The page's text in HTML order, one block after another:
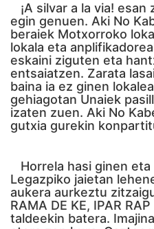
¡A silvar a la via! esan
egin genuen. Aki No
beraiek Motxorroko
lokala eta
eskaini ziguten eta
entsaiatzen. Zarata
baina ia ez ginen
gehiagotan Unaiek
izaten zuen. Aki No
gutxia gurekin
Horrela hasi ginen
Legazpiko jaietan
aukera aurkeztu
RAMA DE KE, IPAR
taldeekin batera.